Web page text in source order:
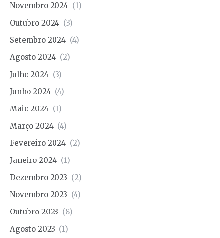
Novembro 2024 (1)
Outubro 2024 (3)
Setembro 2024 (4)
Agosto 2024 (2)
Julho 2024 (3)
Junho 2024 (4)
Maio 2024 (1)
Março 2024 (4)
Fevereiro 2024 (2)
Janeiro 2024 (1)
Dezembro 2023 (2)
Novembro 2023 (4)
Outubro 2023 (8)
Agosto 2023 (1)